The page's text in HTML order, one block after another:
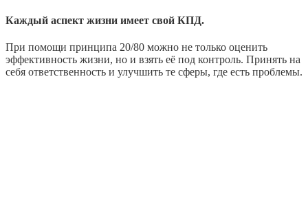
Каждый аспект жизни имеет свой КПД.
При помощи принципа 20/80 можно не только оценить
эффективность жизни, но и взять её под контроль. Принять на
себя ответственность и улучшить те сферы, где есть проблемы.